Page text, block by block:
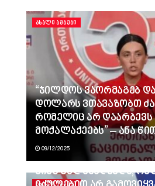
ᲐᲮᲐᲚᲘ ᲐᲛᲑᲔᲑᲘ
“ჯილდოს ვაორმაგებ
დოლარს ვთავაზობთ
რომელიც არ დაარბევს
მოქალაქეებს” – ანა
09/12/2025
ᲐᲮᲐᲚᲘ ᲐᲛᲑᲔᲑᲘ
ვინც გვლანძღავდა,